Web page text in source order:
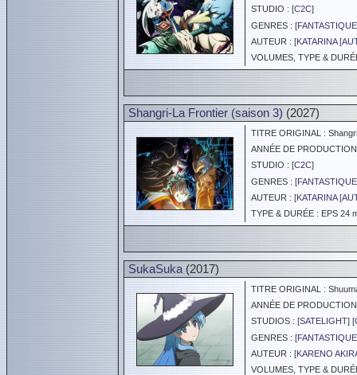
STUDIO : [C2C]
GENRES : [
AUTEUR : [KATARINA
VOLUMES, TYPE &
Shangri-La Frontier (saison 3) (2027)
TITRE ORIGINAL :
ANNÉE DE
STUDIO : [C2C]
GENRES : [
AUTEUR : [KATARINA
TYPE & DURÉE : EPS 24
SukaSuka (2017)
TITRE ORIGINAL :
ANNÉE DE
STUDIOS : [SATELIGHT] [
GENRES : [
AUTEUR : [KARENO
VOLUMES, TYPE &